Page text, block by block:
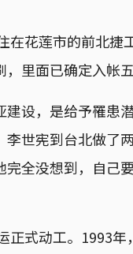
在花莲市的前北捷
里面已确定入帐五
建设，是给予罹患
李世宪到台北做了
完全没想到，自己
正式动工。1993年